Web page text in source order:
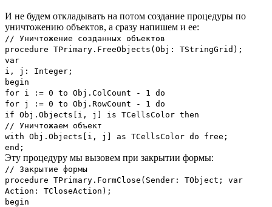
И не будем откладывать на потом создание процедуры по
уничтожению объектов, а сразу напишем и ее:
// Уничтожение созданных объектов
procedure TPrimary.FreeObjects(Obj: TStringGrid);
var
i, j: Integer;
begin
for i := 0 to Obj.ColCount - 1 do
for j := 0 to Obj.RowCount - 1 do
if Obj.Objects[i, j] is TCellsColor then
// Уничтожаем объект
with Obj.Objects[i, j] as TCellsColor do free;
end;
Эту процедуру мы вызовем при закрытии формы:
// Закрытие формы
procedure TPrimary.FormClose(Sender: TObject; var
Action: TCloseAction);
begin